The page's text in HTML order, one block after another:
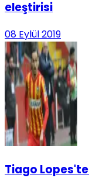
eleştirisi
08 Eylül 2019
Tiago